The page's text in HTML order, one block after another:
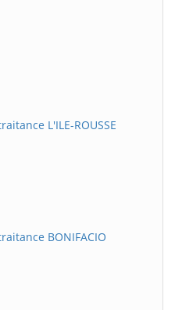
L'ILE-ROUSSE
BONIFACIO